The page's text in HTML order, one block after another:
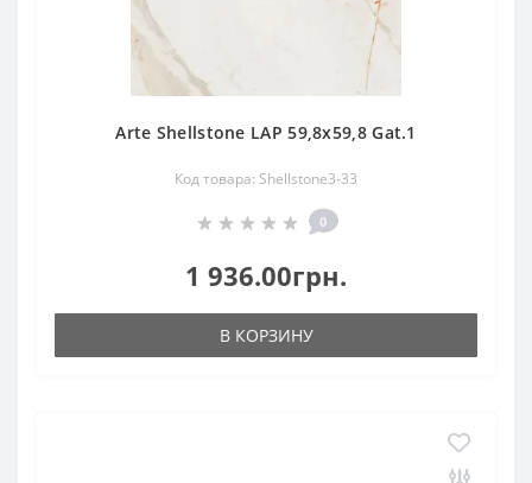
Arte Shellstone LAP 59,8x59,8 Gat.1
Код товара: Shellstone3-33
0
1 936.00грн.
В КОРЗИНУ